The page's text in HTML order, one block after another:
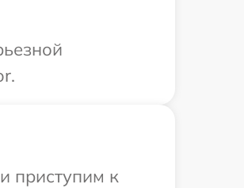
приступим к